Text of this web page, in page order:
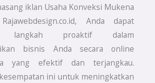
iklan Usaha Konveksi Mukena
Anda dapat
langkah proaktif dalam
bisnis Anda secara online
yang efektif dan terjangkau.
ini untuk meningkatkan